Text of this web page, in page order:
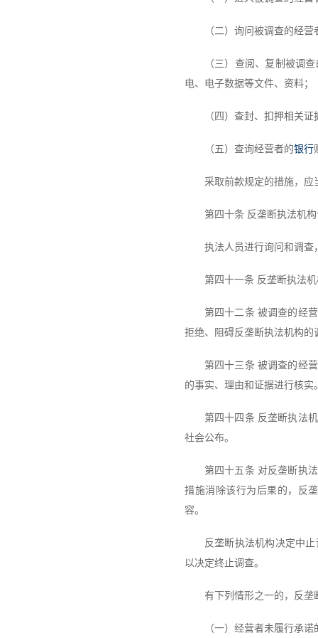
（二）询问被调查的经
（三）查阅、复制被调
电、电子数据等文件、资料；
（四）查封、扣押相关证
（五）查询经营者的银行
采取前款规定的措施，应
第四十条 反垄断执法机
执法人员进行询问和调查
第四十一条 反垄断执法
第四十二条 被调查的经
拒绝、阻碍反垄断执法机构的
第四十三条 被调查的经
的事实、理由和证据进行核实
第四十四条 反垄断执法
社会公布。
第四十五条 对反垄断执
措施消除该行为后果的，反
容。
反垄断执法机构决定中
以决定终止调查。
有下列情形之一的，反垄
（一）经营者未履行承诺